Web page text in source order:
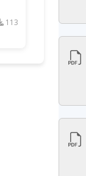
113